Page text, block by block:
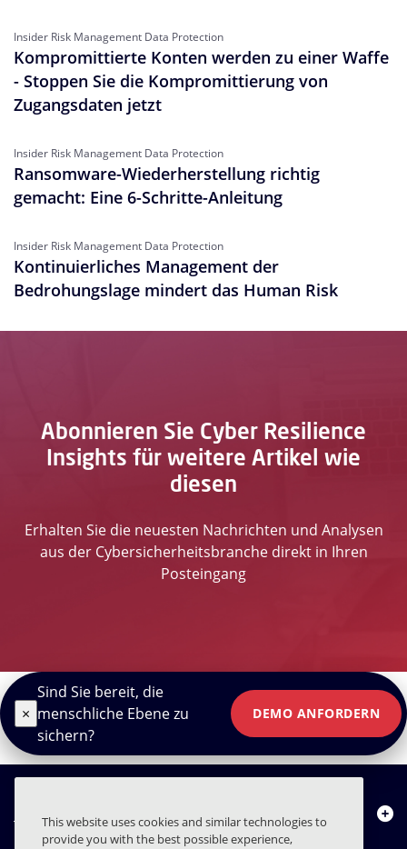
Insider Risk Management Data Protection
Kompromittierte Konten werden zu einer Waffe
- Stoppen Sie die Kompromittierung von
Zugangsdaten jetzt
Insider Risk Management Data Protection
Ransomware-Wiederherstellung richtig
gemacht: Eine 6-Schritte-Anleitung
Insider Risk Management Data Protection
Kontinuierliches Management der
Bedrohungslage mindert das Human Risk
Abonnieren Sie Cyber Resilience
Insights für weitere Artikel wie
diesen
Erhalten Sie die neuesten Nachrichten und Analysen
aus der Cybersicherheitsbranche direkt in Ihren
Posteingang
×
Sind Sie bereit, die
menschliche Ebene zu
sichern?
DEMO ANFORDERN
Über uns
This website uses cookies and similar technologies to
provide you with the best possible experience,